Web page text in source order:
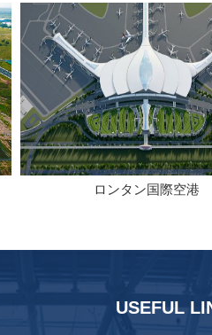
ロンタン国際空港
USEFUL